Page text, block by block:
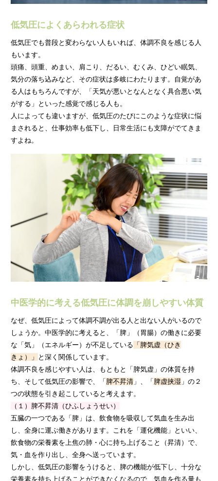
低気圧によくあらわれる症状
低気圧でも普段と変わらない人もいれば、体調不良を感じる人
もいます。
頭痛、頭重、めまい、肩こり、だるい、むくみ、ひどい眠気、
気分の落ち込みなど、その症状は多岐にわたります。自覚があ
る人はもちろんですが、「天気が悪いとなんとなく具合悪い気
がする」といった感覚で感じる人も。
人によっても違いますが、低気圧のたびにこのような症状に悩
まされると、仕事効率も低下し、日常生活にも支障がでてきま
すよね。
中医学的に考える低気圧に体調を崩しやすい体質
なぜ、低気圧によって体調不調が出る人と出ない人がいるので
しょうか。中医学的に考えると、「脾」（胃腸）の働きに必要
な「気」（エネルギー）が不足している 「脾気虚（ひき
きょ）」 と深く関係しています。
体調不良を感じやすい人は、もともと「脾気虚」の体質を持
ち、そして低気圧の影響で、「脾不昇清 」、「脾虚挟湿 」の２
つの状態を引き起こしていると考えます。
（１）脾不昇清（ひふしょうせい）
五臓の一つである「脾」は、飲食物を吸収して気血を生み出
し、全身に運ぶ働きがあります。これを「運化機能」といい、
飲食物の栄養素を上焦の肺・心に持ち上げること（昇清）で、
気・血を作り出し、全身へ送っています。
しかし、低気圧の影響をうけると、脾の機能が低下し、十分な
栄養素を持ち上げることができなくなるので、気血を作る量も